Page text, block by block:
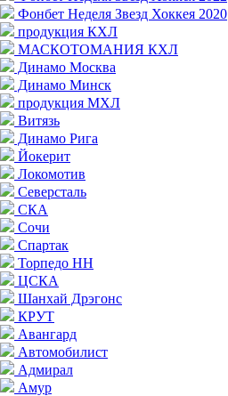
Фонбет Неделя Звезд Хоккея 2020
продукция КХЛ
МАСКОТОМАНИЯ КХЛ
Динамо Москва
Динамо Минск
продукция МХЛ
Витязь
Динамо Рига
Йокерит
Локомотив
Северсталь
СКА
Сочи
Спартак
Торпедо НН
ЦСКА
Шанхай Дрэгонс
КРУТ
Авангард
Автомобилист
Адмирал
Амур